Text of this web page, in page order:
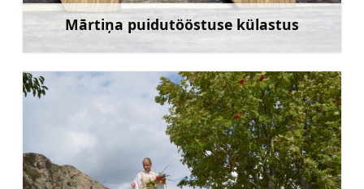
Mārtiņa puidutööstuse külastus
Rohkem teavet